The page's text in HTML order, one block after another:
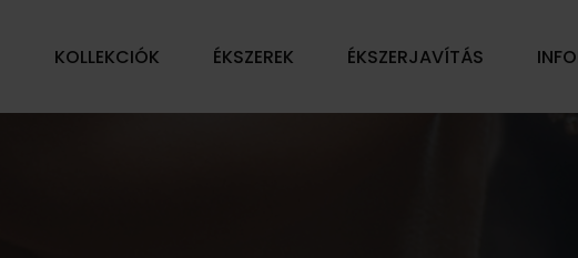
KOLLEKCIÓK ÉKSZEREK ÉKSZERJAVÍTÁS